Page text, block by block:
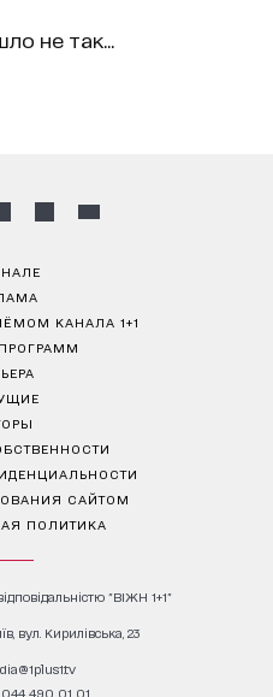
не так...
КАНАЛА 1+1
САЙТОМ
ПОЛИТИКА
"ВІЖН 1+1"
вул. Кирилівська, 23
044 490 01 01